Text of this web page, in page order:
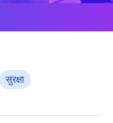
सुरक्षा